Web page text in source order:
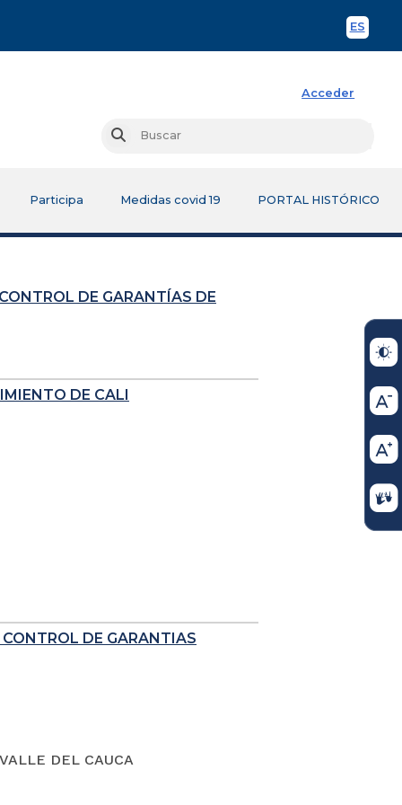
ES
Acceder
Buscar
Participa Medidas covid 19 PORTAL HISTÓRICO
DE GARANTÍAS DE
DE CALI
DE GARANTIAS
DEL CAUCA